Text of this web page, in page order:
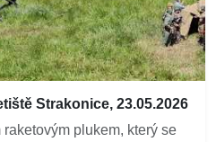
Strakonice, 23.05.2026
plukem, který se